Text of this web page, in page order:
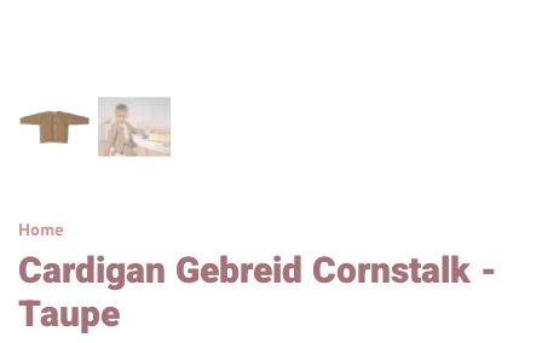
Home
Cardigan Gebreid Cornstalk -
Taupe